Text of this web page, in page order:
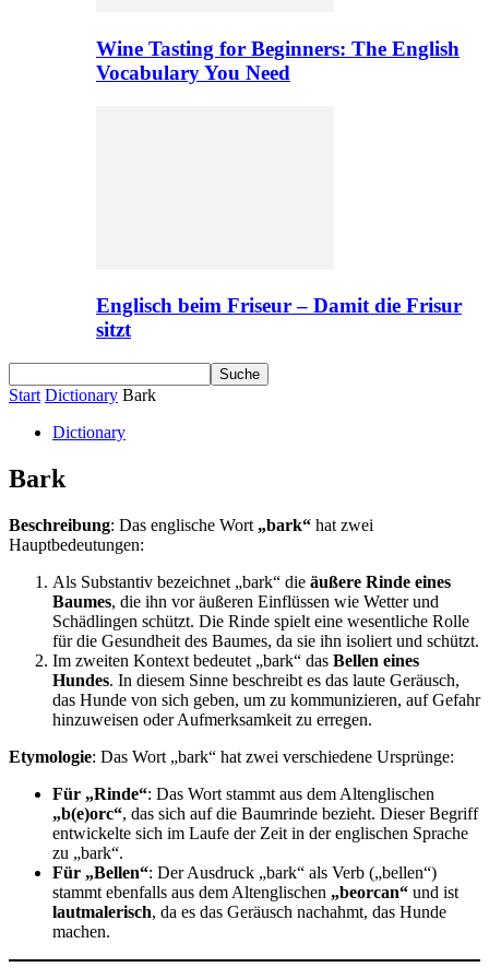
Wine Tasting for Beginners: The English
Vocabulary You Need
Englisch beim Friseur – Damit die Frisur
sitzt
Start Dictionary Bark
Dictionary
Bark
Beschreibung: Das englische Wort „bark“ hat zwei
Hauptbedeutungen:
Als Substantiv bezeichnet „bark“ die äußere Rinde eines
Baumes, die ihn vor äußeren Einflüssen wie Wetter und
Schädlingen schützt. Die Rinde spielt eine wesentliche Rolle
für die Gesundheit des Baumes, da sie ihn isoliert und schützt.
Im zweiten Kontext bedeutet „bark“ das Bellen eines
Hundes. In diesem Sinne beschreibt es das laute Geräusch,
das Hunde von sich geben, um zu kommunizieren, auf Gefahr
hinzuweisen oder Aufmerksamkeit zu erregen.
Etymologie: Das Wort „bark“ hat zwei verschiedene Ursprünge:
Für „Rinde“: Das Wort stammt aus dem Altenglischen
„b(e)orc“, das sich auf die Baumrinde bezieht. Dieser Begriff
entwickelte sich im Laufe der Zeit in der englischen Sprache
zu „bark“.
Für „Bellen“: Der Ausdruck „bark“ als Verb („bellen“)
stammt ebenfalls aus dem Altenglischen „beorcan“ und ist
lautmalerisch, da es das Geräusch nachahmt, das Hunde
machen.